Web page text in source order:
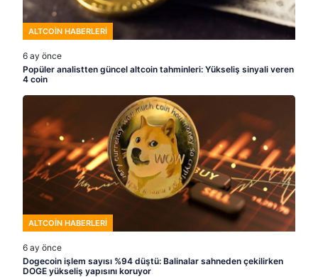
ALTCOIN HABERLERI
6 ay önce
Popüler analistten güncel altcoin tahminleri: Yükseliş sinyali veren
4 coin
ALTCOIN HABERLERI
6 ay önce
Dogecoin işlem sayısı %94 düştü: Balinalar sahneden çekilirken
DOGE yükseliş yapısını koruyor